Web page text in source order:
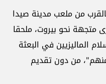
من ملعب مدينة صيدا
متجهة نحو بيروت، ملحقا
الماليزيين في البعثة
من دون تقديم